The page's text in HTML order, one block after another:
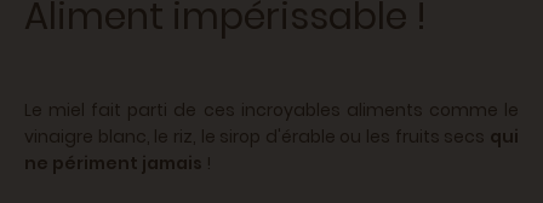
Aliment impérissable !
Le miel fait parti de ces incroyables aliments comme le
vinaigre blanc, le riz, le sirop d'érable ou les fruits secs qui
ne périment jamais !